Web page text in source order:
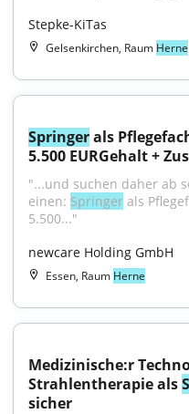
Stepke-KiTas
Gelsenkirchen, Raum Herne
Springer als
5.500 EURGehalt +
"...und suchen daher ab
einen: Springer als
5.500..."
newcare Holding GmbH
Essen, Raum Herne
Medizinische:r
Strahlentherapie als
sicher